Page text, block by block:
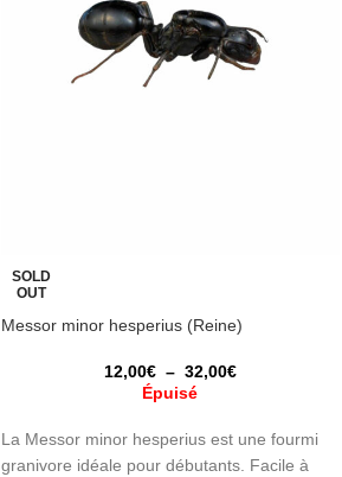
SOLD
OUT
Messor minor hesperius (Reine)
12,00€ – 32,00€
Épuisé
La Messor minor hesperius est une fourmi
granivore idéale pour débutants. Facile à